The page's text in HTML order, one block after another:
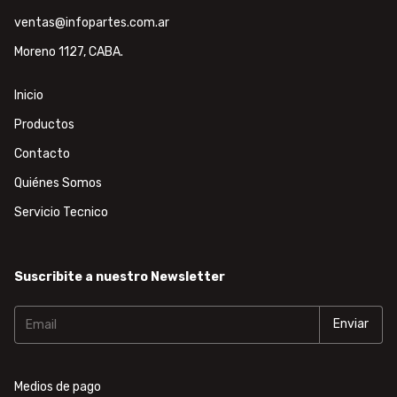
ventas@infopartes.com.ar
Moreno 1127, CABA.
Inicio
Productos
Contacto
Quiénes Somos
Servicio Tecnico
Suscribite a nuestro Newsletter
Medios de pago